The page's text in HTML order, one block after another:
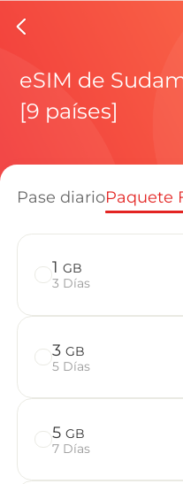
eSIM de
[9 países]
Pase diarioPaquete
1 GB
3 Días
3 GB
5 Días
5 GB
7 Días